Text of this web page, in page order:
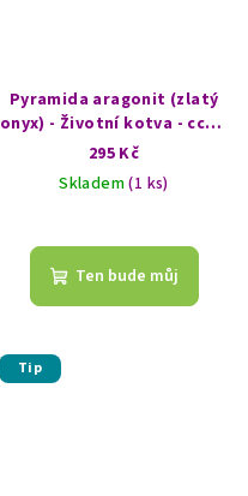
Pyramida aragonit (zlatý
onyx) - Životní kotva - cca 6
cm - Jemné uzemnění
295 Kč
Skladem(1 ks)
Ten bude můj
Tip